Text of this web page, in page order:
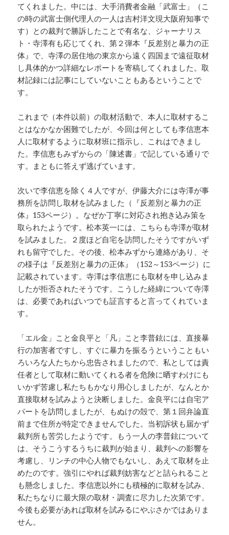
てくれました。中には、大手消費者金融「武富士」（こ
の時の武富士側代理人の一人は吉村洋文現大阪府知事で
す）との裁判で勝訴したことで有名な、ジャーナリス
ト・寺澤有も応じてくれ、第２弾本『反差別と暴力の正
体』で、寺澤の居住地の東京から遠く四国まで遠征取材
し具体的かつ詳細なレポートを寄稿してくれました。取
材記録には記事にしていないこともあるということで
す。
これまで（本件以前）の取材活動で、本人に取材するこ
とはなかなか困難でしたが、今回は何としても李信恵本
人に取材するように取材班に指示し、これはできまし
た。李信恵もみずからの「陳述書」で記している通りで
す。まともに答えず逃げています。
次いで李信恵を除く４人ですが、伊藤大介には寺澤が事
務所を訪問し取材を試みました（『反差別と暴力の正
体』153ページ）。なぜか丁寧に対応され抱き込み策を
取られたようです。松本英一には、こちらも寺澤が取材
を試みました。２度ほど自宅を訪問したそうですがいず
れも留守でした。その後、松本みずから連絡があり、そ
の様子は『反差別と暴力の正体』（152～153ページ）に
記載されています。寺澤は李信恵にも取材を申し込みま
したが拒否されたそうです。こうした経緯について寺澤
は、必要であればいつでも証言すると言ってくれていま
す。
「エル金」こと金良平と「凡」こと李普鉉には、直接暴
行の加害者ですし、すぐに暴力を振るうということもい
ろいろな人たちから忠告されましたので、私としては責
任者として取材に動いてくれる者を危険に晒すわけにも
いかず苦慮し私たちもかなり用心しましたが、なんとか
直接取材を試みようと決断しました。金良平には自宅ア
パートを訪問しましたが、もぬけの殻で、第１回弁論直
前まで住所が特定できませんでした。当初訴状も届かず
裁判所も苦労したようです。もう一人の李普鉉について
は、そうこうするうちに裁判が始まり、裁判への影響を
考慮し、リンチの中心人物でもないし、あえて取材を止
めたのです。強引にやれば裁判妨害などと詰られること
も懸念しました。李信恵以外にも積極的に取材を試み、
私たちなりに最大限の取材・調査に尽力した次第です。
今後も必要があれば取材を試みるにやぶさかではありま
せん。